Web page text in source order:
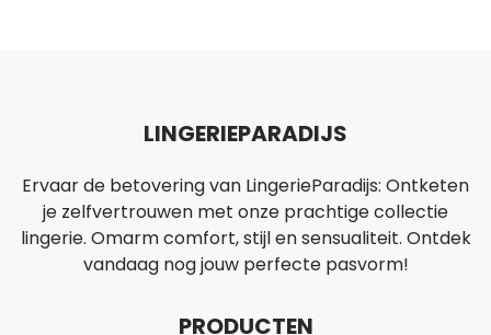
LINGERIEPARADIJS
Ervaar de betovering van LingerieParadijs: Ontketen
je zelfvertrouwen met onze prachtige collectie
lingerie. Omarm comfort, stijl en sensualiteit. Ontdek
vandaag nog jouw perfecte pasvorm!
PRODUCTEN